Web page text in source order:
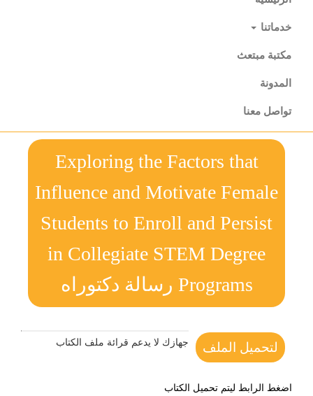
خدماتنا
مكتبة مبتعث
المدونة
تواصل معنا
Exploring the Factors that
Influence and Motivate Female
Students to Enroll and Persist
in Collegiate STEM Degree
Programs رسالة دكتوراه
لتحميل الملف جهازك لا يدعم قرائة ملف الكتاب
اضغط الرابط ليتم تحميل الكتاب